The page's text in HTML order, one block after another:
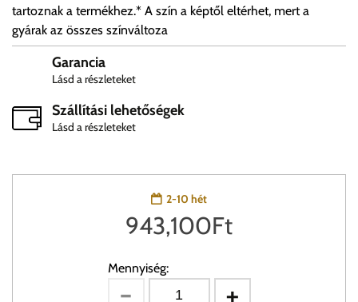
tartoznak a termékhez.* A szín a képtől eltérhet, mert a
gyárak az összes színváltoza
Garancia
Lásd a részleteket
Szállítási lehetőségek
Lásd a részleteket
2-10 hét
943,100Ft
Mennyiség: